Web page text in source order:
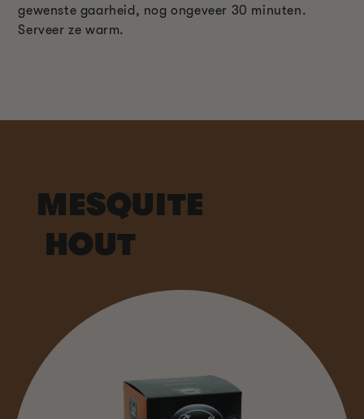
gewenste gaarheid, nog ongeveer 30 minuten.
Serveer ze warm.
MESQUITE
HOUT